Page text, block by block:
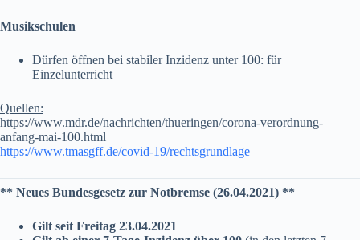
Musikschulen
Dürfen öffnen bei stabiler Inzidenz unter 100: für
Einzelunterricht
Quellen:
https://www.mdr.de/nachrichten/thueringen/corona-verordnung-
anfang-mai-100.html
https://www.tmasgff.de/covid-19/rechtsgrundlage
** Neues Bundesgesetz zur Notbremse (26.04.2021) **
Gilt seit Freitag 23.04.2021